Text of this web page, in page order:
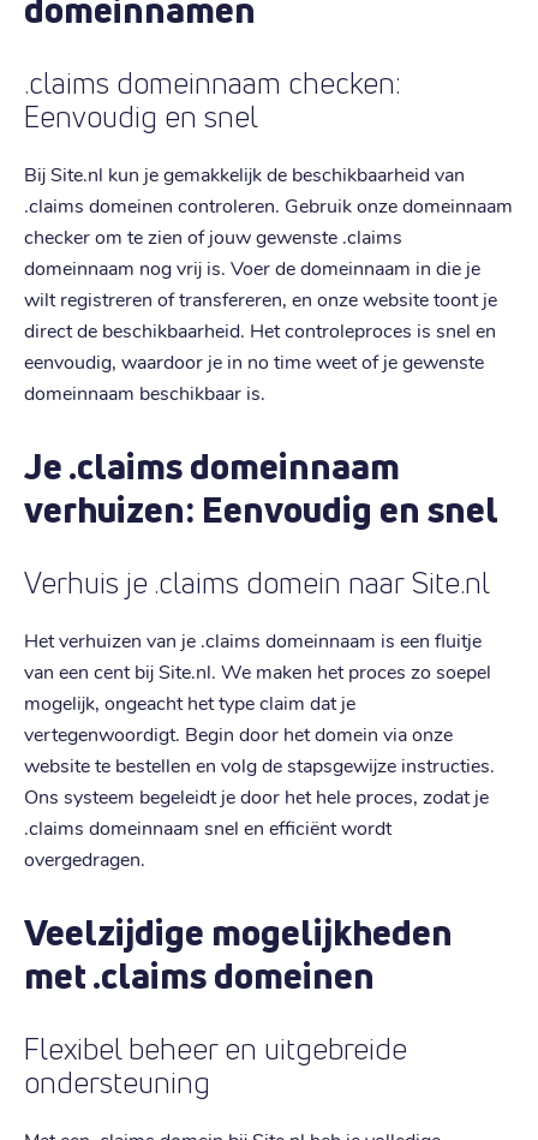
.claims domeinnaam checken:
Eenvoudig en snel
Bij Site.nl kun je gemakkelijk de beschikbaarheid van
.claims domeinen controleren. Gebruik onze domeinnaam
checker om te zien of jouw gewenste .claims
domeinnaam nog vrij is. Voer de domeinnaam in die je
wilt registreren of transfereren, en onze website toont je
direct de beschikbaarheid. Het controleproces is snel en
eenvoudig, waardoor je in no time weet of je gewenste
domeinnaam beschikbaar is.
Je .claims domeinnaam
verhuizen: Eenvoudig en snel
Verhuis je .claims domein naar Site.nl
Het verhuizen van je .claims domeinnaam is een fluitje
van een cent bij Site.nl. We maken het proces zo soepel
mogelijk, ongeacht het type claim dat je
vertegenwoordigt. Begin door het domein via onze
website te bestellen en volg de stapsgewijze instructies.
Ons systeem begeleidt je door het hele proces, zodat je
.claims domeinnaam snel en efficiënt wordt
overgedragen.
Veelzijdige mogelijkheden
met .claims domeinen
Flexibel beheer en uitgebreide
ondersteuning